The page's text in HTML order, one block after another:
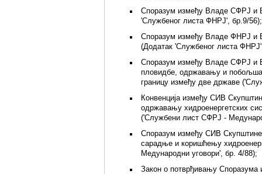
Споразум између Владе СФРЈ и
'Службеног листа ФНРЈ', бр.9/56);
Споразум између Владе ФНРЈ и
(Додатак 'Службеног листа
Споразум између Владе СФРЈ и
пловидбе, одржавању и
границу између две државе
Конвенција између СИВ
одржавању хидроенергетских
('Службени лист СФРЈ -
Споразум између СИВ
сарадње и коришћењу
Медународни уговори', бр. 4/88);
Закон о потврђивању Споразума